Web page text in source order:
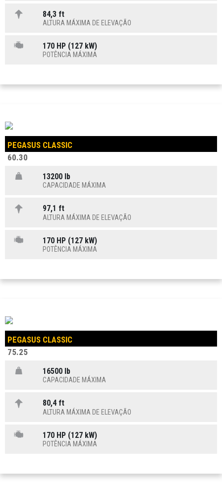
84,3 ft
ALTURA MÁXIMA DE ELEVAÇÃO
170 HP (127 kW)
POTÊNCIA MÁXIMA
PEGASUS CLASSIC
60.30
13200 lb
CAPACIDADE MÁXIMA
97,1 ft
ALTURA MÁXIMA DE ELEVAÇÃO
170 HP (127 kW)
POTÊNCIA MÁXIMA
PEGASUS CLASSIC
75.25
16500 lb
CAPACIDADE MÁXIMA
80,4 ft
ALTURA MÁXIMA DE ELEVAÇÃO
170 HP (127 kW)
POTÊNCIA MÁXIMA